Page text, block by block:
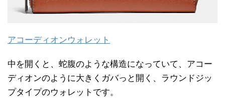
アコーディオンウォレット
中を開くと、蛇腹のような構造になっていて、アコー
ディオンのように大きくガバっと開く、ラウンドジッ
プタイプのウォレットです。